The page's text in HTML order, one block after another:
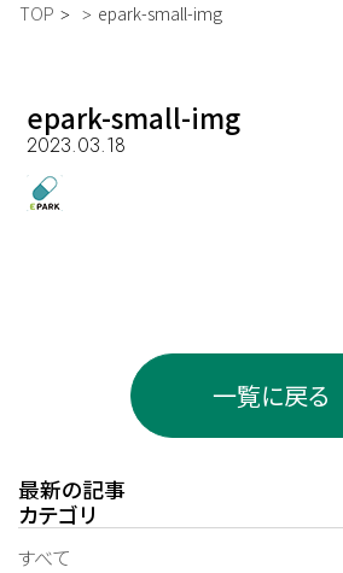
TOP epark-small-img
epark-small-img
2023.03.18
一覧に戻る
最新の記事
カテゴリ
すべて